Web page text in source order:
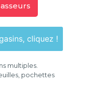
Pour vérifier le stock en magasins, cliquez !
multiples.
pochettes